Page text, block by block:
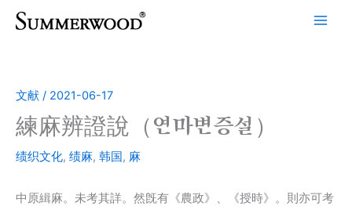
文献 / 2021-06-17
練麻辨證說（연마변증설）
绩织文化, 绩麻, 韩国, 麻
中原緝麻。未考其詳。然旣有《農政》、《授時》。則亦可考